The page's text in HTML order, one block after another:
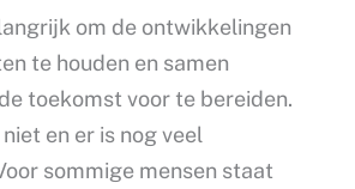
om de ontwikkelingen
te houden en samen
toekomst voor te bereiden.
en er is nog veel
sommige mensen staat